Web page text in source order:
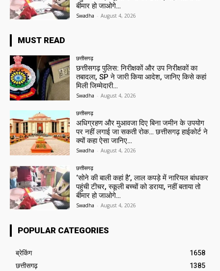
बीमार हो जाओगे…
Swadha - August 4, 2026
MUST READ
छत्तीसगढ़
छत्तीसगढ़ पुलिस: निरीक्षकों और उप निरीक्षकों का
तबादला, SP ने जारी किया आदेश, जानिए किसे कहां
मिली जिम्मेदारी…
Swadha - August 4, 2026
छत्तीसगढ़
अधिग्रहण और मुआवजा दिए बिना जमीन के उपयोग
पर नहीं लगाई जा सकती रोक… छत्तीसगढ़ हाईकोर्ट ने
क्यों कहा ऐसा जानिए…
Swadha - August 4, 2026
छत्तीसगढ़
‘सोने की बाली कहां है’, लाल कपड़े में नारियल बांधकर
पहुंची टीचर, स्कूली बच्चों को डराया, नहीं बताया तो
बीमार हो जाओगे…
Swadha - August 4, 2026
POPULAR CATEGORIES
ब्रेकिंग
1658
छत्तीसगढ़
1385